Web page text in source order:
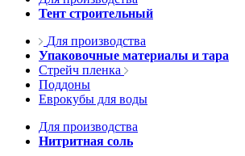
Тент строительный
Для производства
Упаковочные материалы и тара
Стрейч пленка
Поддоны
Еврокубы для воды
Для производства
Нитритная соль